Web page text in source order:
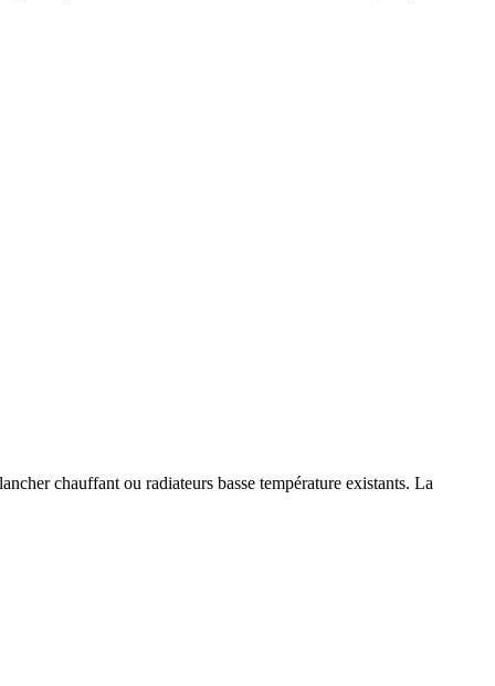
chauffant ou radiateurs basse température existants. La